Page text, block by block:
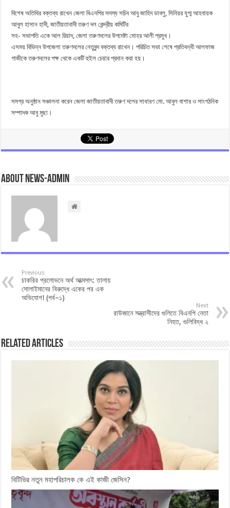
বিশেষ অতিথির বক্তব্য রাখেন জেলা বিএনপির সদস্য সচিব আবু জাহিদ ডাবলু, সিনিয়র যুগ্ম আহবায়ক
আবুল হাসান হাদী, জাতীয়তাবাদী তরুণ দল কেন্দ্রীয় কমিটির
সহ- সভাপতি একে আল রিয়াদ, জেলা তরুণদলের উপদেষ্টা মোহর আলী প্রমুখ।
এসময় বিভিন্ন উপজেলা তরুণদলের নেতৃবৃন্দ বক্তব্য রাখেন। পরিচিত সভা শেষে প্রতিবন্ধী আলফাজ
গাজীকে তরুণদলের পক্ষ থেকে একটি হুইল চেয়ার প্রদান করা হয়।
সমগ্র অনুষ্ঠান সঞ্চালনা করেন জেলা জাতীয়তাবাদী তরুণ দলের সাধারণ মো. আবুল বাশার ও সাংগঠনিক
সম্পাদক আবু মুছা।
About news-admin
Previous
চাকরির প্রলোভনে অর্থ আত্মসাৎ: তালায়
সোলাইমানের বিরুদ্ধে একের পর এক
অভিযোগ! (পর্ব–১)
Next
রাউজানে সন্ত্রাসীদের গুলিতে বিএনপি নেতা
নিহত, গুলিবিদ্ধ ২
Related Articles
বিটিভির নতুন মহাপরিচালক কে এই কাজী জেসিন?